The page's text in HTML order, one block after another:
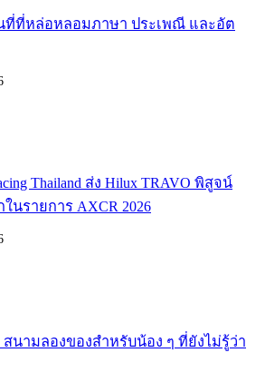
ที่ที่หล่อหลอมภาษา ประเพณี และอัต
Thailand ส่ง Hilux TRAVO พิสูจน์
นรายการ AXCR 2026
สนามลองของสำหรับน้อง ๆ ที่ยังไม่รู้ว่า